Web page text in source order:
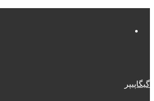
گیگاپیپر